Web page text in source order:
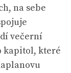
na sebe
večerní
kapitol, které